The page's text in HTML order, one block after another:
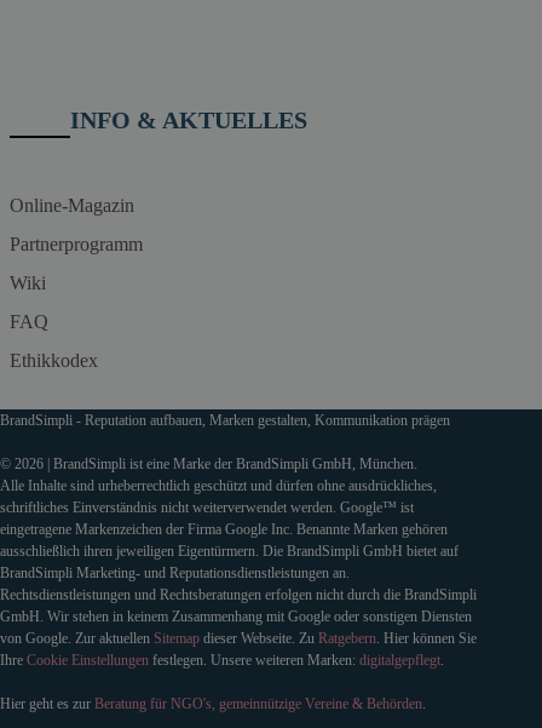
INFO & AKTUELLES
Online-Magazin
Partnerprogramm
Wiki
FAQ
Ethikkodex
BrandSimpli - Reputation aufbauen, Marken gestalten, Kommunikation prägen
© 2026 | BrandSimpli ist eine Marke der BrandSimpli GmbH, München.
Alle Inhalte sind urheberrechtlich geschützt und dürfen ohne ausdrückliches,
schriftliches Einverständnis nicht weiterverwendet werden. Google™ ist
eingetragene Markenzeichen der Firma Google Inc. Benannte Marken gehören
ausschließlich ihren jeweiligen Eigentürmern. Die BrandSimpli GmbH bietet auf
BrandSimpli Marketing- und Reputationsdienstleistungen an.
Rechtsdienstleistungen und Rechtsberatungen erfolgen nicht durch die BrandSimpli
GmbH. Wir stehen in keinem Zusammenhang mit Google oder sonstigen Diensten
von Google. Zur aktuellen Sitemap dieser Webseite. Zu Ratgebern . Hier können Sie
Ihre Cookie Einstellungen festlegen. Unsere weiteren Marken: digitalgepflegt
Hier geht es zur Beratung für NGO's, gemeinnützige Vereine & Behörden